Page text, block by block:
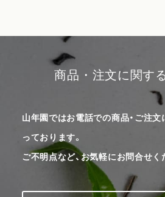
商品・注文に関す
山年園ではお電話での商品・ご注
っております。
ご不明点など、お気軽にお問合せく